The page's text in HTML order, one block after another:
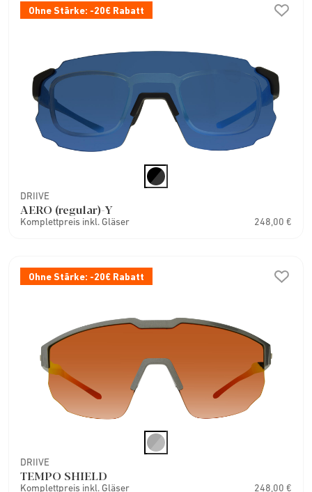
Ohne Stärke: -20€ Rabatt
DRIIVE
AERO (regular)-Y
Komplettpreis inkl. Gläser 248,00 €
Ohne Stärke: -20€ Rabatt
DRIIVE
TEMPO SHIELD
Komplettpreis inkl. Gläser 248,00 €